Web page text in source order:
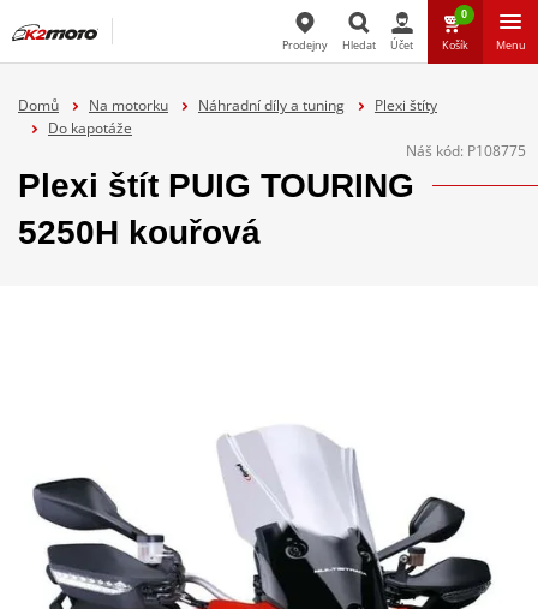
Prodejny Hledat Účet
0
Košík Menu
Domů Na motorku Náhradní díly a tuning
Plexi štíty
Do kapotáže
Náš kód: P108775
Plexi štít PUIG TOURING
5250H kouřová